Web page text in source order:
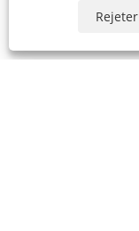
Rejeter